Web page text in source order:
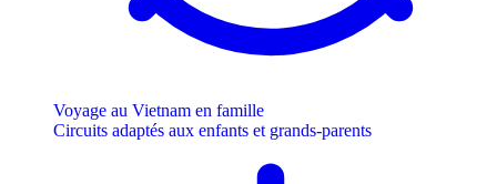
Voyage au Vietnam en famille
Circuits adaptés aux enfants et grands-parents